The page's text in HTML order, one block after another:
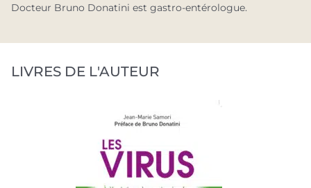
Docteur Bruno Donatini est gastro-entérologue.
LIVRES DE L'AUTEUR